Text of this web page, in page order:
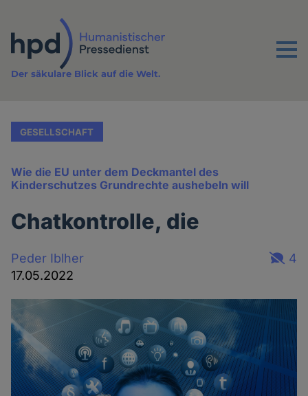
Inhalt
Menu
Der säkulare Blick auf die Welt.
GESELLSCHAFT
Wie die EU unter dem Deckmantel des
Kinderschutzes Grundrechte aushebeln will
Chatkontrolle, die
Peder Iblher
17.05.2022
4